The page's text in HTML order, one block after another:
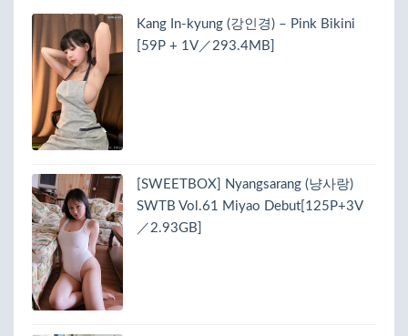
Kang In-kyung (강인경) – Pink Bikini
[59P + 1V／293.4MB]
[SWEETBOX] Nyangsarang (냥사랑)
SWTB Vol.61 Miyao Debut[125P+3V
／2.93GB]